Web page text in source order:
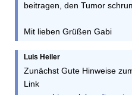
beitragen, den Tumor
Mit lieben Grüßen Gabi
Luis Heiler
Zunächst Gute Hinweise
Link